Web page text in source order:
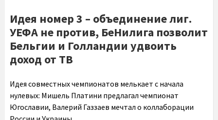
Идея номер 3 – объединение лиг.
УЕФА не против, БеНилига позволит
Бельгии и Голландии удвоить
доход от ТВ
Идея совместных чемпионатов мелькает с начала
нулевых: Мишель Платини предлагал чемпионат
Югославии, Валерий Газзаев мечтал о коллаборации